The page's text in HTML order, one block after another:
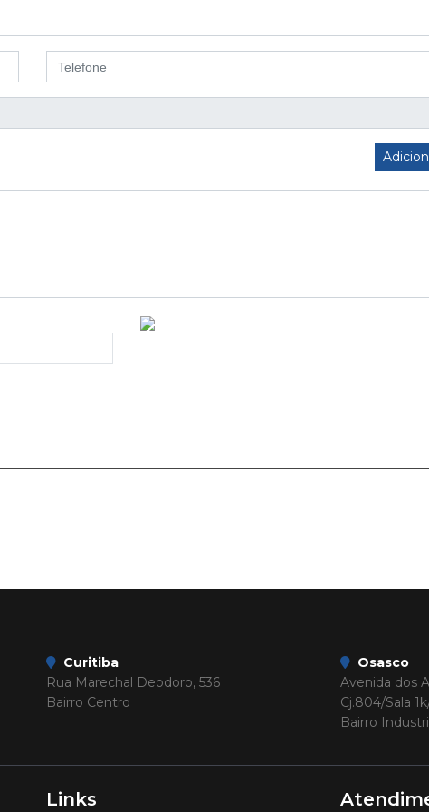
Curitiba
Rua Marechal Deodoro, 536
Bairro Centro
Osasco
Avenida dos
Cj.804/Sala
Bairro
Links